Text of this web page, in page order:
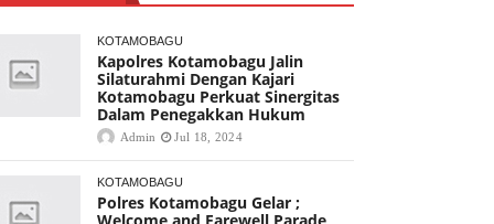
KOTAMOBAGU
Kapolres Kotamobagu Jalin
Silaturahmi Dengan Kajari
Kotamobagu Perkuat Sinergitas
Dalam Penegakkan Hukum
Admin Jul 18, 2024
KOTAMOBAGU
Polres Kotamobagu Gelar ;